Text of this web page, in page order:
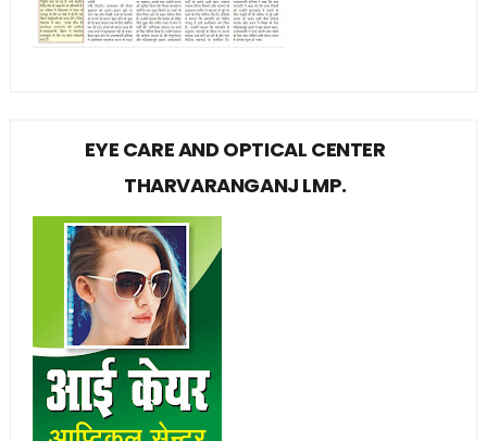
EYE CARE AND OPTICAL CENTER
THARVARANGANJ LMP.